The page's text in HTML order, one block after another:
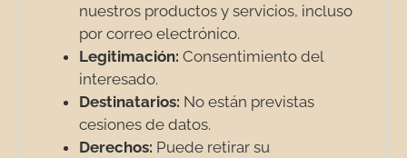
nuestros productos y servicios, incluso
por correo electrónico.
Legitimación: Consentimiento del
interesado.
Destinatarios: No están previstas
cesiones de datos.
Derechos: Puede retirar su